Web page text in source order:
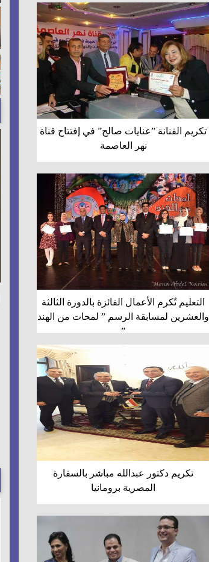
تكريم الفنانة ”عنايات صالح” في إفتتاح قناة
نهر العاصمة
التعليم تُكرم الأعمال الفائزة بالدورة الثالثة
والعشرين لمسابقة الرسم ” لمحات من الهند
”
تكريم دكتور عبدالله مباشر بالسفارة
المصرية برومانيا